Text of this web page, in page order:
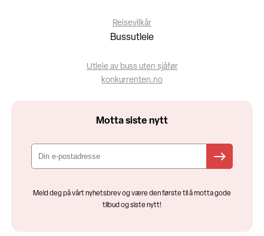
Reisevilkår
Bussutleie
Utleie av buss uten sjåfør
konkurrenten.no
Motta siste nytt
Meld deg på vårt nyhetsbrev og være den første til å motta gode
tilbud og siste nytt!